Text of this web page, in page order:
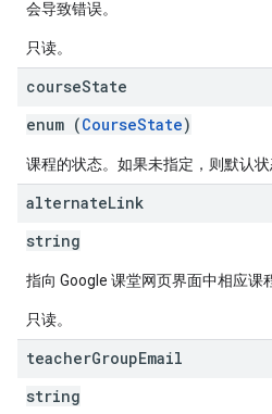
会导致错误。
只读。
courseState
enum (CourseState)
课程的状态。如果未指定，则默认
alternateLink
string
指向 Google 课堂网页界面中相应课
只读。
teacherGroupEmail
string